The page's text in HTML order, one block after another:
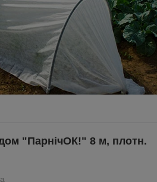
"ПарнiчОК!" 8 м, плотн.